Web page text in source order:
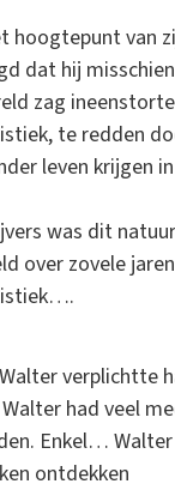
hoogtepunt van
dat hij
zag
te redden
leven krijgen
was dit
over zovele
verplichtte
had veel
Enkel…
ontdekken